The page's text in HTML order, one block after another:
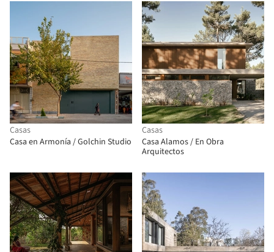
Casas
Casa en Armonía / Golchin Studio
Casas
Casa Alamos / En Obra
Arquitectos